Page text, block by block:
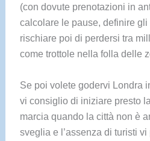
(con dovute prenotazioni in
calcolare le pause, definire
rischiare poi di perdersi tra
come trottole nella folla delle
Se poi volete godervi Londra
vi consiglio di iniziare presto
marcia quando la città non è
sveglia e l’assenza di turisti